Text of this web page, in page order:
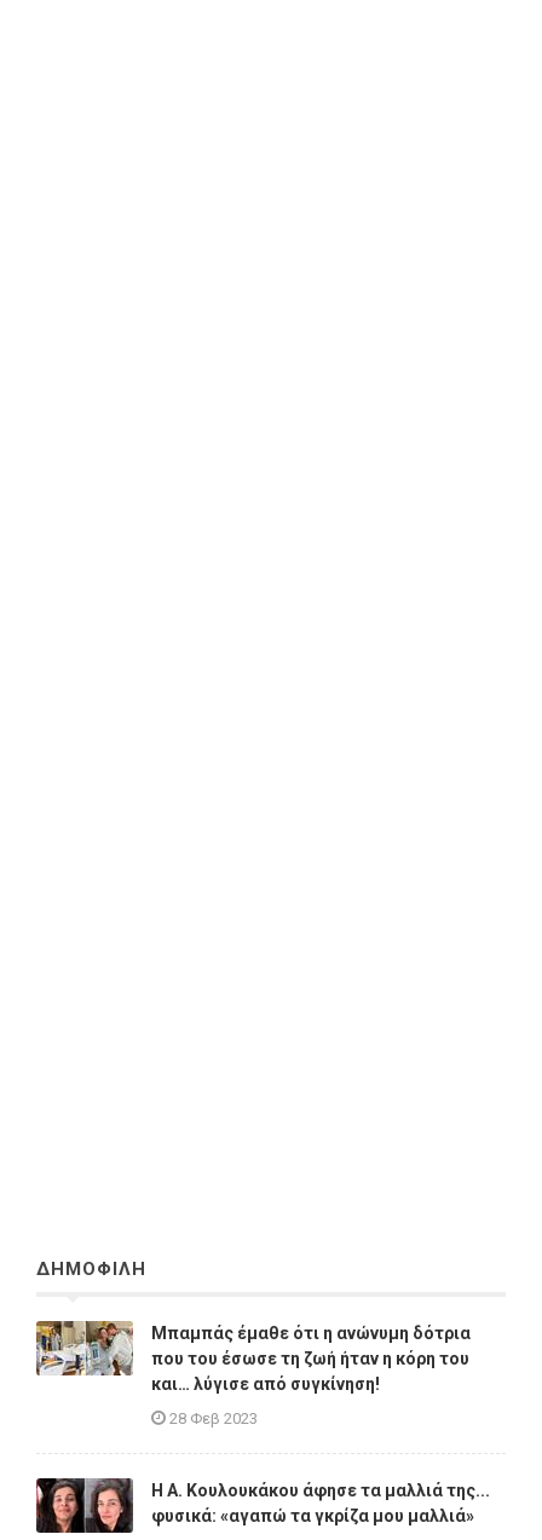
ΔΗΜΟΦΙΛΗ
Μπαμπάς έμαθε ότι η ανώνυμη δότρια
που του έσωσε τη ζωή ήταν η κόρη του
και… λύγισε από συγκίνηση!
28 Φεβ 2023
Η A. Κουλουκάκου άφησε τα μαλλιά της...
φυσικά: «αγαπώ τα γκρίζα μου μαλλιά»